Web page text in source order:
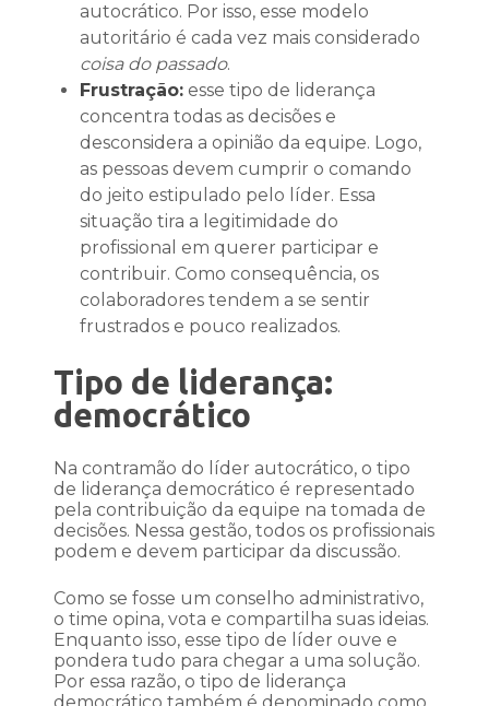
autocrático. Por isso, esse modelo
autoritário é cada vez mais considerado
coisa do passado.
Frustração: esse tipo de liderança
concentra todas as decisões e
desconsidera a opinião da equipe. Logo,
as pessoas devem cumprir o comando
do jeito estipulado pelo líder. Essa
situação tira a legitimidade do
profissional em querer participar e
contribuir. Como consequência, os
colaboradores tendem a se sentir
frustrados e pouco realizados.
Tipo de liderança:
democrático
Na contramão do líder autocrático, o tipo
de liderança democrático é representado
pela contribuição da equipe na tomada de
decisões. Nessa gestão, todos os profissionais
podem e devem participar da discussão.
Como se fosse um conselho administrativo,
o time opina, vota e compartilha suas ideias.
Enquanto isso, esse tipo de líder ouve e
pondera tudo para chegar a uma solução.
Por essa razão, o tipo de liderança